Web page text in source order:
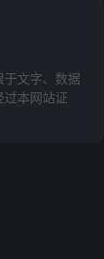
文字、数据
过本网站证